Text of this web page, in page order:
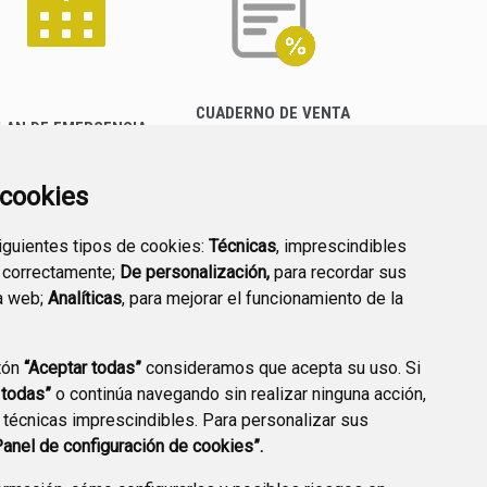
tipos de cookies: Técnicas, imprescindibles
De personalización, para recordar sus
web; Analíticas, para mejorar el funcionamiento de la
“Aceptar todas” consideramos que acepta su uso. Si
o continúa navegando sin realizar ninguna acción,
imprescindibles. Para personalizar sus
de configuración de cookies”.
DE EMERGENCIA
CUADERNO DE VENTA
PREGUNTAS
FRECUENTES
PLAN DE ACCIÓN LOCAL
2030